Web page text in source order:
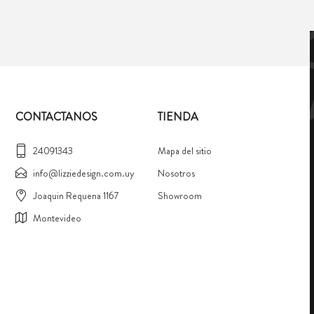
CONTACTANOS
24091343
info@lizziedesign.com.uy
Joaquin Requena 1167
Montevideo
TIENDA
Mapa del sitio
Nosotros
Showroom